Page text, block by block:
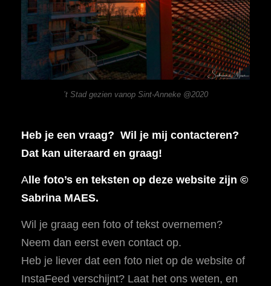
’t Stad gezien vanop Sint-Anneke @2020
Heb je een vraag? Wil je mij contacteren?
Dat kan uiteraard en graag!
A lle foto’s en teksten op deze website zijn ©
Sabrina MAES.
Wil je graag een foto of tekst overnemen?
Neem dan eerst even contact op.
Heb je liever dat een foto niet op de website of
InstaFeed verschijnt? Laat het ons weten, en